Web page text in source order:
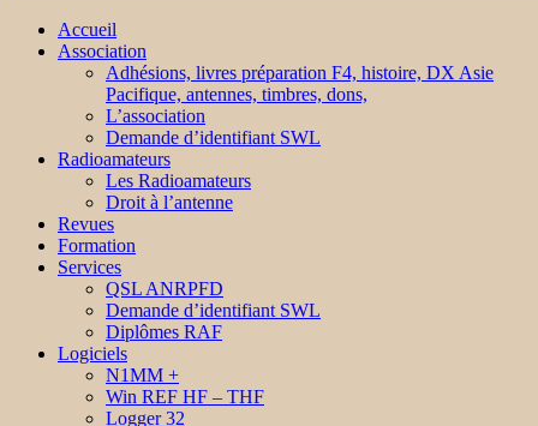
Accueil
Association
Adhésions, livres préparation F4, histoire, DX Asie
Pacifique, antennes, timbres, dons,
L’association
Demande d’identifiant SWL
Radioamateurs
Les Radioamateurs
Droit à l’antenne
Revues
Formation
Services
QSL ANRPFD
Demande d’identifiant SWL
Diplômes RAF
Logiciels
N1MM +
Win REF HF – THF
Logger 32